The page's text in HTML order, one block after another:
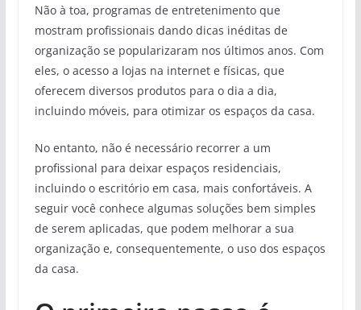
Não à toa, programas de entretenimento que
mostram profissionais dando dicas inéditas de
organização se popularizaram nos últimos anos. Com
eles, o acesso a lojas na internet e físicas, que
oferecem diversos produtos para o dia a dia,
incluindo móveis, para otimizar os espaços da casa.
No entanto, não é necessário recorrer a um
profissional para deixar espaços residenciais,
incluindo o escritório em casa, mais confortáveis. A
seguir você conhece algumas soluções bem simples
de serem aplicadas, que podem melhorar a sua
organização e, consequentemente, o uso dos espaços
da casa.